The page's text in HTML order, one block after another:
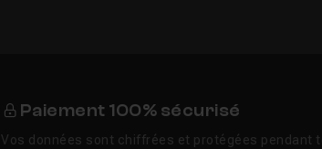
Paiement 100% sécurisé
Vos données sont chiffrées et protégées pendant